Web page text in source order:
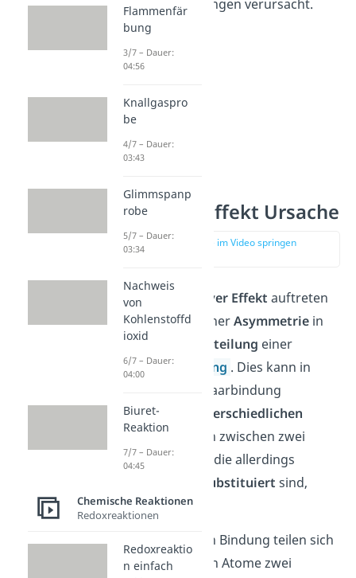
chemischer Bindungen verursacht.
Induktiver Effekt Ursache
zur Stelle im Video springen
Damit ein induktiver Effekt auftreten
kann, bedarf es einerAsymmetrie in
derElektronenverteilung einer
kovalenten
Bindung . Dies kann in
einer Elektronenpaarbindung
zwischen zwei
unterschiedlichen
Atomenoder auch zwischen zwei
gleichenAtomen
, die allerdings
substituiert sind,
auftreten.
In einer derartigen Bindung teilen sich
die zwei beteiligten Atome zwei
Flammenfär
bung
3/7 – Dauer:
04:56
Knallgaspro
be
4/7 – Dauer:
03:43
Glimmspanp
robe
5/7 – Dauer:
03:34
Nachweis
von
Kohlenstoffd
ioxid
6/7 – Dauer:
04:00
Biuret-
Reaktion
7/7 – Dauer:
04:45
Chemische Reaktionen
Redoxreaktionen
Redoxreaktio
n einfach